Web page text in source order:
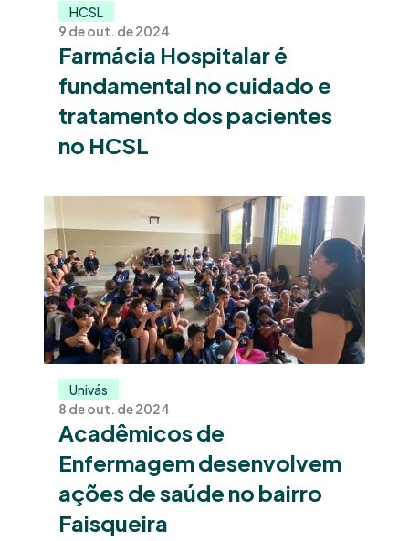
HCSL
9 de out. de 2024
Farmácia Hospitalar é
fundamental no cuidado e
tratamento dos pacientes
no HCSL
Univás
8 de out. de 2024
Acadêmicos de
Enfermagem desenvolvem
ações de saúde no bairro
Faisqueira